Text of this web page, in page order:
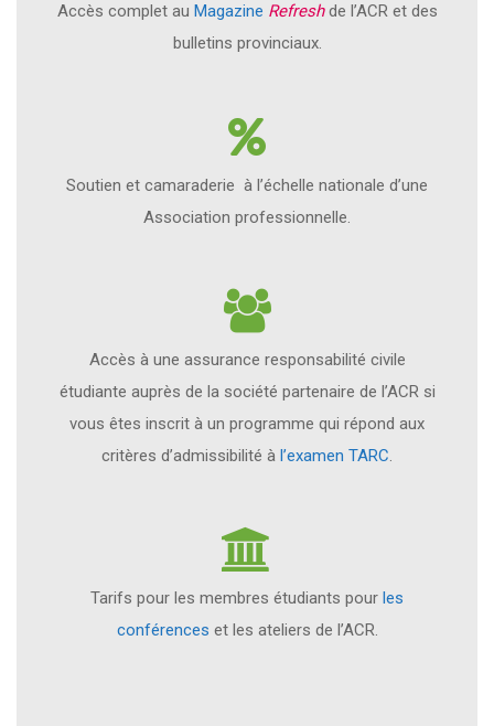
Accès complet au Magazine Refreshde l’ACR et des
bulletins provinciaux.
Soutien et camaraderie à l’échelle nationale d’une
Association professionnelle.
Accès à une assurance responsabilité civile
étudiante auprès de la société partenaire de l’ACR si
vous êtes inscrit à un programme qui répond aux
critères d’admissibilité à l’examen TARC.
Tarifs pour les membres étudiants pour les
conférences et les ateliers de l’ACR.